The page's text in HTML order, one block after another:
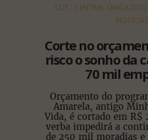
CUT - CENTRAL ÚNICA
NOTÍCIAS
Corte no
risco o sonho da
70 mil
Orçamento do
Amarela, antigo
Vida, é cortado em R$
verba impedirá a
de 250 mil moradias e